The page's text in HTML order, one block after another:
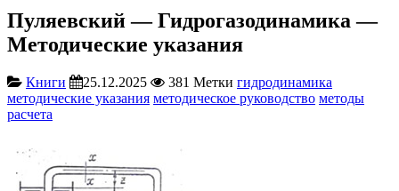
Пуляевский — Гидрогазодинамика —
Методические указания
Книги 25.12.2025 381 Метки гидродинамика
методические указания методическое руководство методы
расчета